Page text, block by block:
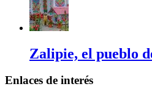
Zalipie, el pueblo
Enlaces de interés